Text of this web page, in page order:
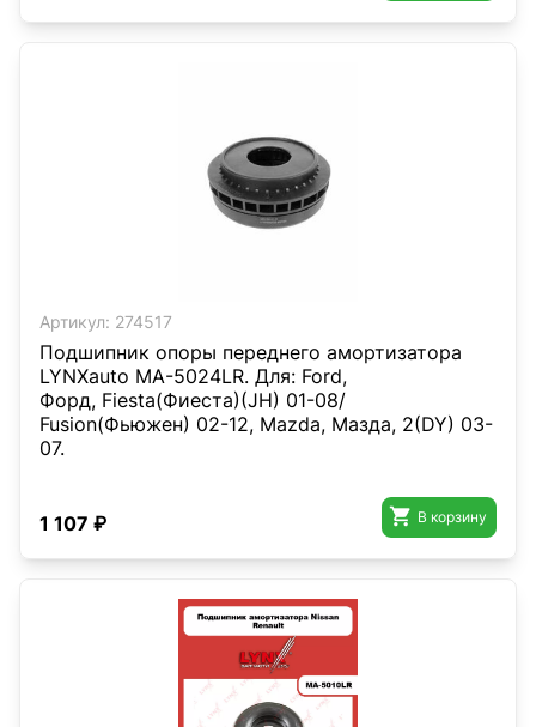
Артикул: 274517
Подшипник опоры переднего амортизатора
LYNXauto MA-5024LR. Для: Ford,
Форд, Fiesta(Фиеста)(JH) 01-08/
Fusion(Фьюжен) 02-12, Mazda, Мазда, 2(DY) 03-
07.
1 107 ₽  В корзину